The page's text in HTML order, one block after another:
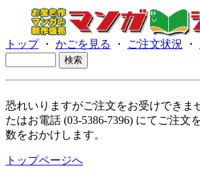
トップ・ かごを見る ・ ご注文状況 ・
恐れいりますがご注文をお受けできま
たはお電話 (03-5386-7396) にてご注文
数をおかけします。
トップページへ